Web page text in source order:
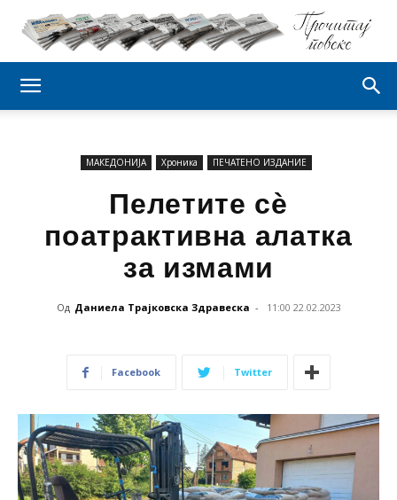
МАКЕДОНИЈА Хроника ПЕЧАТЕНО ИЗДАНИЕ
Пелетите сѐ
поатрактивна алатка
за измами
Од Даниела Трајковска Здравеска - 11:00 22.02.2023
Facebook Twitter